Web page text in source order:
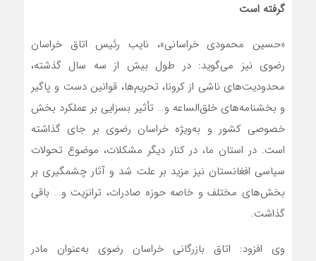
گرفته است
«حسین محمودی خراسانی»، نایب ‌رئیس اتاق خراسان
رضوی نیز می‌گوید: در طول بیش از سه سال گذشته،
محدودیت‌های ناشی از کرونا، تحریم‌ها، قوانین دست و پاگیر
و بخشنامه‌های خلق‌الساعه و… تأثیر بسزایی بر عملکرد بخش
خصوصی کشور و به‌ویژه خراسان رضوی بر جای گذاشته
است. در استان ما، در کنار دیگر مشکلات، موضوع تحولات
سیاسی افغانستان نیز مزید بر علت شد و آثار چشمگیری بر
بخش‌های مختلف و خاصه حوزه صادرات، ترانزیت و… باقی
گذاشت.
وی افزود: اتاق بازرگانی خراسان رضوی به‌عنوان مادر